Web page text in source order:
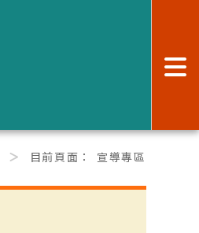
目前頁面： 宣導專區